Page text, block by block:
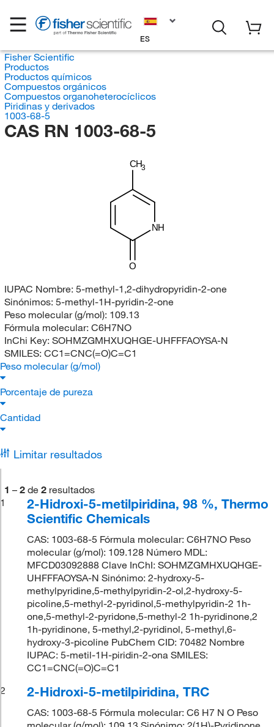
ES
Fisher Scientific
Productos
Productos químicos
Compuestos orgánicos
Compuestos organoheterocíclicos
Piridinas y derivados
1003-68-5
CAS RN 1003-68-5
CH3
NH
O
IUPAC Nombre: 5-methyl-1,2-dihydropyridin-2-one
Sinónimos: 5-methyl-1H-pyridin-2-one
Peso molecular (g/mol): 109.13
Fórmula molecular: C6H7NO
InChi Key: SOHMZGMHXUQHGE-UHFFFAOYSA-N
SMILES: CC1=CNC(=O)C=C1
Peso molecular (g/mol)
Porcentaje de pureza
Cantidad
Limitar resultados
1 – 2 de 2 resultados
1
2-Hidroxi-5-metilpiridina, 98 %, Thermo
Scientific Chemicals
CAS: 1003-68-5 Fórmula molecular: C6H7NO Peso
molecular (g/mol): 109.128 Número MDL:
MFCD03092888 Clave InChI: SOHMZGMHXUQHGE-
UHFFFAOYSA-N Sinónimo: 2-hydroxy-5-
methylpyridine,5-methylpyridin-2-ol,2-hydroxy-5-
picoline,5-methyl-2-pyridinol,5-methylpyridin-2 1h-
one,5-methyl-2-pyridone,5-methyl-2 1h-pyridinone,2
1h-pyridinone, 5-methyl,2-pyridinol, 5-methyl,6-
hydroxy-3-picoline PubChem CID: 70482 Nombre
IUPAC: 5-metil-1H-piridin-2-ona SMILES:
CC1=CNC(=O)C=C1
2
2-Hidroxi-5-metilpiridina, TRC
CAS: 1003-68-5 Fórmula molecular: C6 H7 N O Peso